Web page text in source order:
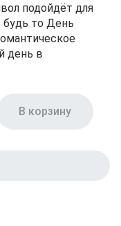
подойдёт для
будь то День
день в
В корзину